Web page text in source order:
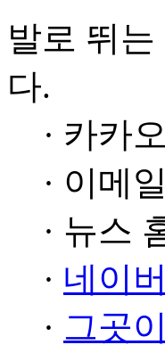
발로 뛰
다.
· 카카
· 이메
· 뉴스
· 네이
· 그곳